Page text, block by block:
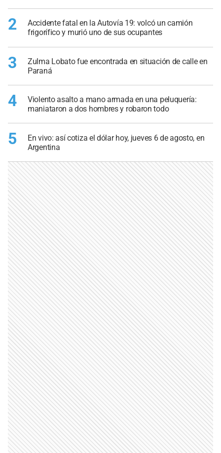
2
Accidente fatal en la Autovía 19: volcó un camión
frigorífico y murió uno de sus ocupantes
3
Zulma Lobato fue encontrada en situación de calle en
Paraná
4
Violento asalto a mano armada en una peluquería:
maniataron a dos hombres y robaron todo
5
En vivo: así cotiza el dólar hoy, jueves 6 de agosto, en
Argentina